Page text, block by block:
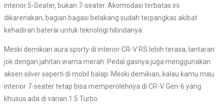
interior 5-Seater, bukan 7-seater. Akomodasi terbatas ini
dikarenakan, bagian bagasi belakang sudah terpangkas akibat
kehadiran baterai untuk teknologi hibridanya.
Meski demikian aura sporty di interior CR-V RS lebih terasa, lantaran
jok dengan jahitan warna merah. Pedal gasnya juga menggunakan
aksen silver seperti di mobil balap. Meski demikian, kalau kamu mau
interior 7-seater tetap bisa memperolehnya di CR-V Gen-6 yang
khusus ada di varian 1.5 Turbo.